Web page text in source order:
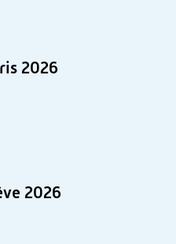
2026
2026